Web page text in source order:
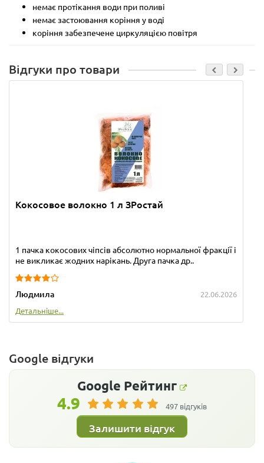
немає протікання води при поливі
немає застоювання коріння у воді
коріння забезпечене циркуляцією повітря
Відгуки про товари
Кокосовое волокно 1 л ЗРостай
1 пачка кокосових чіпсів абсолютно нормальної фракції і
не викликає жодних нарікань. Друга пачка др..
Людмила
22.06.2026
Детальніше...
Google відгуки
Google Рейтинг
4.9 497 відгуків
Залишити відгук